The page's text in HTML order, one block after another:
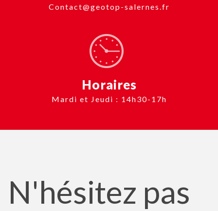
contact@geotop-salernes.fr
Horaires
Mardi et Jeudi : 14h30-17h
N'hésitez pas